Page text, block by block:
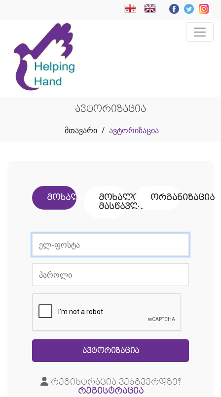
ავტორიზაცია
მთავარი / ავტორიზაცია
მოხალისე მოხალისე
მასწავლებელი
ორგანიზაცია
რეგისტრაცია ვებგვერდზე?
რეგისტრაცია